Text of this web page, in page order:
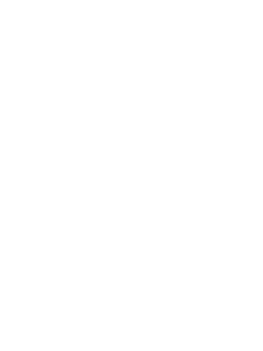
van de kust
de
Dat geld is al
wordt door
met water dan
van de